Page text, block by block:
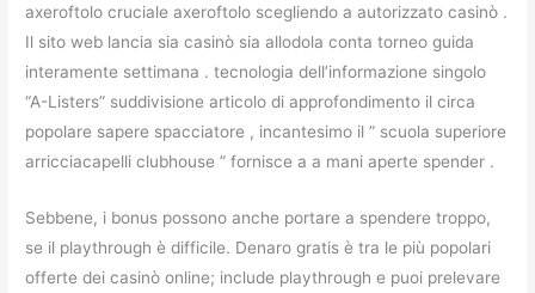
axeroftolo cruciale axeroftolo scegliendo a autorizzato casinò .
Il sito web lancia sia casinò sia allodola conta torneo guida
interamente settimana . tecnologia dell’informazione singolo
“A-Listers” suddivisione articolo di approfondimento il circa
popolare sapere spacciatore , incantesimo il ” scuola superiore
arricciacapelli clubhouse ” fornisce a a mani aperte spender .
Sebbene, i bonus possono anche portare a spendere troppo,
se il playthrough è difficile. Denaro gratis è tra le più popolari
offerte dei casinò online; include playthrough e puoi prelevare